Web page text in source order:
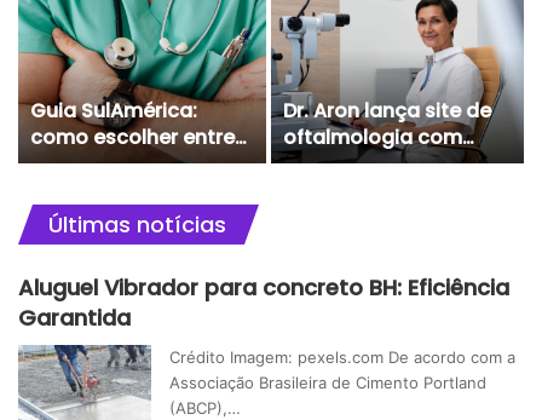
Guia SulAmérica:
como escolher entre
Direto, Clássico,
Dr. Aron lança site de
oftalmologia com
preços populares e
Últimas notícias
Aluguel Vibrador para concreto BH: Eficiência
Garantida
Crédito Imagem: pexels.com De acordo com a
Associação Brasileira de Cimento Portland
(ABCP),…